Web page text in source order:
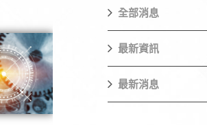
全部消息
最新資訊
最新消息